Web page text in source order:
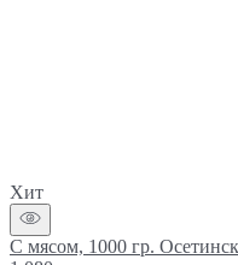
Хит
С мясом, 1000 гр.